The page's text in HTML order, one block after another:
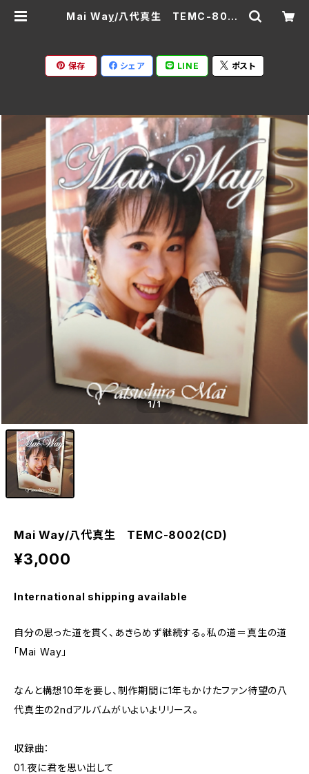
Mai Way/八代真生 TEMC-8002
保存 シェア LINE ポスト
1/1
Mai Way/八代真生 TEMC-8002(CD)
¥3,000
International shipping available
自分の思った道を貫く、あきらめず継続する。私の道＝真生の道
「Mai Way」
なんと構想10年を要し、制作期間に1年もかけたファン待望の八
代真生の2ndアルバムがいよいよリリース。
収録曲：
01.夜に君を思い出して